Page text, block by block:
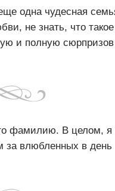
одна чудесная
не знать, что такое
и полную
фамилию. В целом,
за влюбленных в день